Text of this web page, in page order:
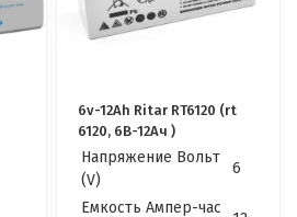
6v-12Ah Ritar RT6120 (rt
6120, 6В-12Ач )
Напряжение Вольт
(V)
6
Емкость Ампер-час